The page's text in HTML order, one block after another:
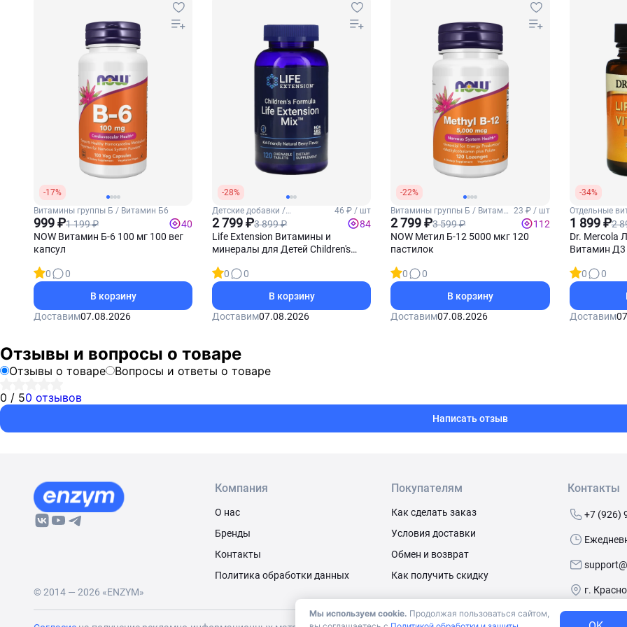
Мы используем cookie. Продолжая пользоваться сайтом,
-17%
Витамины группы Б / Витамин Б6
999 ₽1 199 ₽
40
NOW Витамин Б-6 100 мг 100 вег
капсул
0
0
В корзину
Доставим07.08.2026
-28%
Детские добавки /
Мультивитамины для детей
46 ₽ / шт
2 799 ₽3 899 ₽
84
Life Extension Витамины и
минералы для Детей Children's
жевательных таблеток
0
0
В корзину
Доставим07.08.2026
-22%
Витамины группы Б / Витамин
Б12
23 ₽ / шт
2 799 ₽3 599 ₽
112
NOW Метил Б-12 5000 мкг 120
пастилок
0
0
В корзину
Доставим07.08.2026
-34%
Отдельные
1 899 ₽2
Dr. Mercola
Витамин Д3
0
0
Доставим
Отзывы и вопросы о товаре
Отзывы о товаре
Вопросы и ответы о товаре
0 / 50 отзывов
Написать отзыв
© 2014 — 2026 «ENZYM»
Компания
О нас
Бренды
Контакты
Политика обработки данных
Покупателям
Как сделать заказ
Условия доставки
Обмен и возврат
Как получить скидку
Контакты
+7 (926)
г.